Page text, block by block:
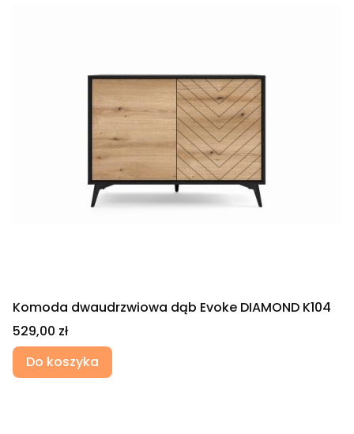
Komoda dwaudrzwiowa dąb Evoke DIAMOND K104
Cena
529,00 zł
Do koszyka